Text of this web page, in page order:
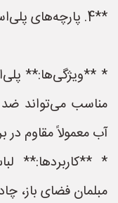
**4. پارچه‌های پلی‌استری ضد آب:**
* **ویژگی‌ها:**
مناسب می‌تواند
آب معمولاً مقاوم
* **کاربردها:**
مبلمان فضای باز،